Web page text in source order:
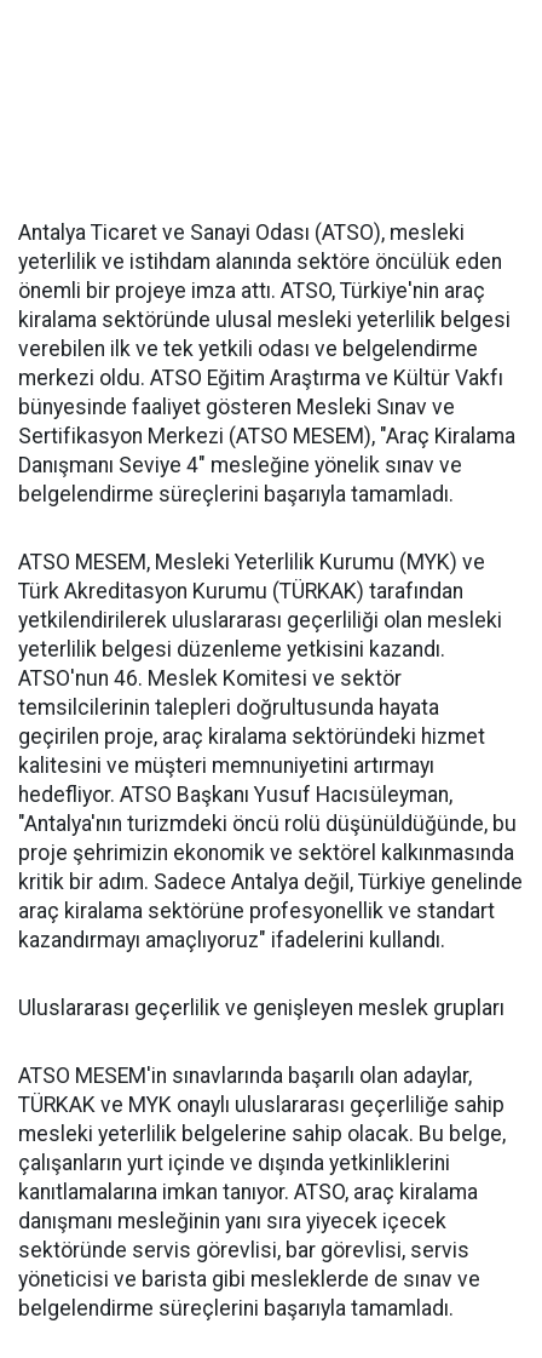
Antalya Ticaret ve Sanayi Odası (ATSO), mesleki
yeterlilik ve istihdam alanında sektöre öncülük eden
önemli bir projeye imza attı. ATSO, Türkiye'nin araç
kiralama sektöründe ulusal mesleki yeterlilik belgesi
verebilen ilk ve tek yetkili odası ve belgelendirme
merkezi oldu. ATSO Eğitim Araştırma ve Kültür Vakfı
bünyesinde faaliyet gösteren Mesleki Sınav ve
Sertifikasyon Merkezi (ATSO MESEM), "Araç Kiralama
Danışmanı Seviye 4" mesleğine yönelik sınav ve
belgelendirme süreçlerini başarıyla tamamladı.
ATSO MESEM, Mesleki Yeterlilik Kurumu (MYK) ve
Türk Akreditasyon Kurumu (TÜRKAK) tarafından
yetkilendirilerek uluslararası geçerliliği olan mesleki
yeterlilik belgesi düzenleme yetkisini kazandı.
ATSO'nun 46. Meslek Komitesi ve sektör
temsilcilerinin talepleri doğrultusunda hayata
geçirilen proje, araç kiralama sektöründeki hizmet
kalitesini ve müşteri memnuniyetini artırmayı
hedefliyor. ATSO Başkanı Yusuf Hacısüleyman,
"Antalya'nın turizmdeki öncü rolü düşünüldüğünde, bu
proje şehrimizin ekonomik ve sektörel kalkınmasında
kritik bir adım. Sadece Antalya değil, Türkiye genelinde
araç kiralama sektörüne profesyonellik ve standart
kazandırmayı amaçlıyoruz" ifadelerini kullandı.
Uluslararası geçerlilik ve genişleyen meslek grupları
ATSO MESEM'in sınavlarında başarılı olan adaylar,
TÜRKAK ve MYK onaylı uluslararası geçerliliğe sahip
mesleki yeterlilik belgelerine sahip olacak. Bu belge,
çalışanların yurt içinde ve dışında yetkinliklerini
kanıtlamalarına imkan tanıyor. ATSO, araç kiralama
danışmanı mesleğinin yanı sıra yiyecek içecek
sektöründe servis görevlisi, bar görevlisi, servis
yöneticisi ve barista gibi mesleklerde de sınav ve
belgelendirme süreçlerini başarıyla tamamladı.